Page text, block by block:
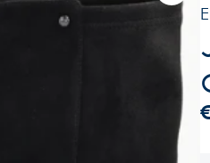
€